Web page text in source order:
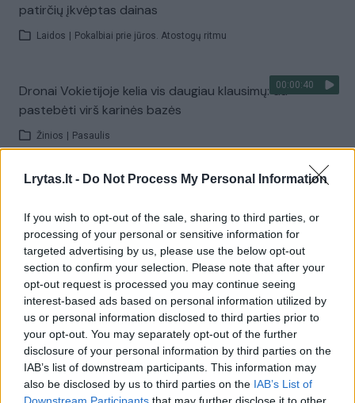
Lrytas.lt - Do Not Process My Personal Information
If you wish to opt-out of the sale, sharing to third parties, or
processing of your personal or sensitive information for
targeted advertising by us, please use the below opt-out
section to confirm your selection. Please note that after your
opt-out request is processed you may continue seeing
interest-based ads based on personal information utilized by
us or personal information disclosed to third parties prior to
your opt-out. You may separately opt-out of the further
disclosure of your personal information by third parties on the
IAB’s list of downstream participants. This information may
also be disclosed by us to third parties on the IAB’s List of
patirčių įkvėptas dainas
Laidos Pokalbiai prie jūros. Atostogų ritmu
00:00:40
Dronai Vokietijoje kelia vis daugiau klausimų: du
pastebėti virš karinės bazės
Žinios Pasaulis
Visi įrašai
Žiūrimiausi įrašai
00:00:30
Vaizdai iš tragiškos avarijos Vilniaus r.: dviejų moterų ir
vaiko gyvybių išgelbėti nepavyko
Žinios Lietuvos diena